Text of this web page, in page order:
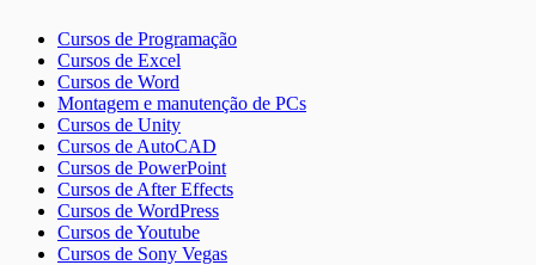
Cursos de Programação
Cursos de Excel
Cursos de Word
Montagem e manutenção de PCs
Cursos de Unity
Cursos de AutoCAD
Cursos de PowerPoint
Cursos de After Effects
Cursos de WordPress
Cursos de Youtube
Cursos de Sony Vegas